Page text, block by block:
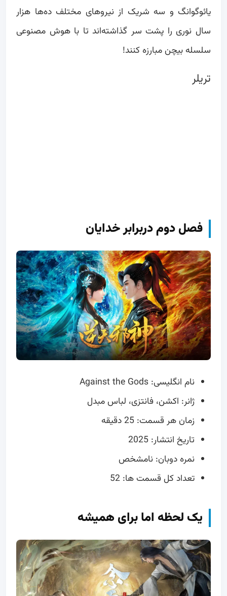
یائوگوانگ و سه شریک از نیروهای مختلف ده‌ها هزار
سال نوری را پشت سر گذاشته‌اند تا با هوش مصنوعی
سلسله بیچن مبارزه کنند!
تریلر
فصل دوم دربرابر خدایان
نام انگلیسی: Against the Gods
ژانر: اکشن، فانتزی، لباس مبدل
زمان هر قسمت: 25 دقیقه
تاریخ انتشار: 2025
نمره دوبان: نامشخص
تعداد کل قسمت ها: 52
یک لحظه اما برای همیشه